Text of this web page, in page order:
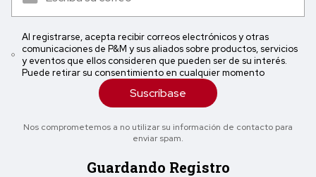
Al registrarse, acepta recibir correos electrónicos y otras
comunicaciones de P&M y sus aliados sobre productos, servicios
y eventos que ellos consideren que pueden ser de su interés.
Puede retirar su consentimiento en cualquier momento
Suscríbase
Nos comprometemos a no utilizar su información de contacto para
enviar spam.
Guardando Registro